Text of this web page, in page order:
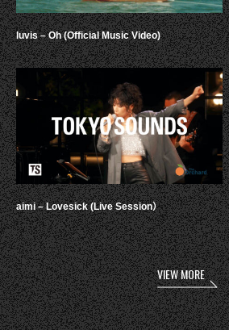
luvis – Oh (Official Music Video)
aimi – Lovesick (Live Session）
VIEW MORE